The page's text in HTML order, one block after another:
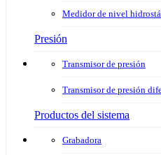
Medidor de nivel
Presión
Transmisor de presión
Transmisor de presión
Productos del sistema
Grabadora